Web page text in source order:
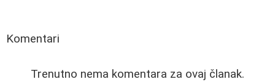
Komentari
Trenutno nema komentara za ovaj članak.